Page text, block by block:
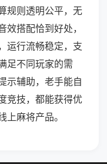
规则透明公平，无
搭配恰到好处，
运行流畅稳定，支
足不同玩家的需
示辅助，老手能自
竞技，都能获得优
麻将产品。